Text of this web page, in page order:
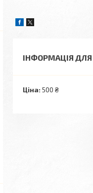
ІНФОРМАЦІЯ
Ціна: 500 ₴